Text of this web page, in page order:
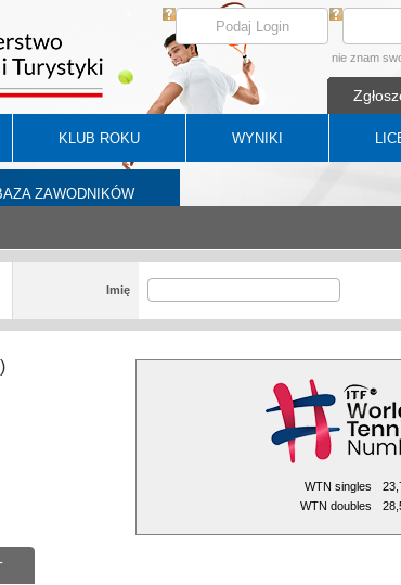
nie znam
KLUB ROKU WYNIKI
ZAWODNIKÓW
Imię
WTN singles
WTN doubles